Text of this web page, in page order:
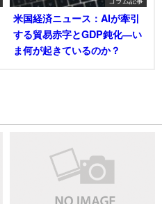
米国経済ニュース：AIが牽引
する貿易赤字とGDP鈍化―い
ま何が起きているのか？